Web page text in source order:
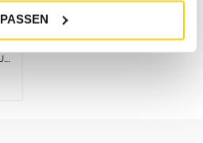
JACKE MIT WELLEN-STEPPUNG BLACK